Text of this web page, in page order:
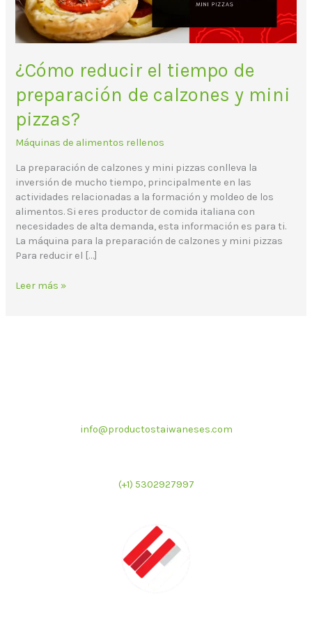
¿Cómo reducir el tiempo de
preparación de calzones y mini
pizzas?
Máquinas de alimentos rellenos
La preparación de calzones y mini pizzas conlleva la
inversión de mucho tiempo, principalmente en las
actividades relacionadas a la formación y moldeo de los
alimentos. Si eres productor de comida italiana con
necesidades de alta demanda, esta información es para ti.
La máquina para la preparación de calzones y mini pizzas
Para reducir el […]
y
mini
pizzas?
Leer más »
info@productostaiwaneses.com
(+1) 5302927997